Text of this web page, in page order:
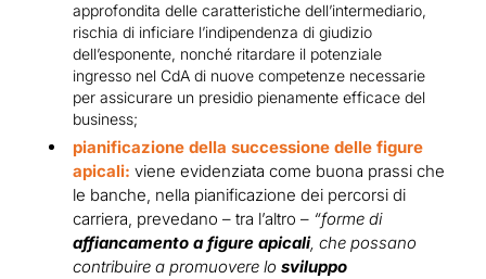
approfondita delle caratteristiche dell’intermediario,
rischia di inficiare l’indipendenza di giudizio
dell’esponente, nonché ritardare il potenziale
ingresso nel CdA di nuove competenze necessarie
per assicurare un presidio pienamente efficace del
business;
pianificazione della successione delle figure
apicali: viene evidenziata come buona prassi che
le banche, nella pianificazione dei percorsi di
carriera, prevedano – tra l’altro – “forme di
affiancamento a figure apicali, che possano
contribuire a promuovere lo sviluppo